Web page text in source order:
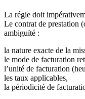
La régie doit
Le contrat de prestation
ambiguïté :
la nature exacte de la
le mode de facturation
l’unité de facturation
les taux applicables,
la périodicité de